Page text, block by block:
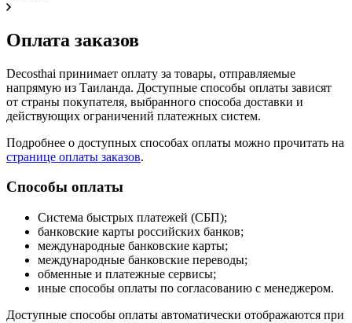
Оплата заказов
Decosthai принимает оплату за товары, отправляемые
напрямую из Таиланда. Доступные способы оплаты зависят
от страны покупателя, выбранного способа доставки и
действующих ограничений платежных систем.
Подробнее о доступных способах оплаты можно прочитать на
странице оплаты заказов.
Способы оплаты
Система быстрых платежей (СБП);
банковские карты российских банков;
международные банковские карты;
международные банковские переводы;
обменные и платежные сервисы;
иные способы оплаты по согласованию с менеджером.
Доступные способы оплаты автоматически отображаются при